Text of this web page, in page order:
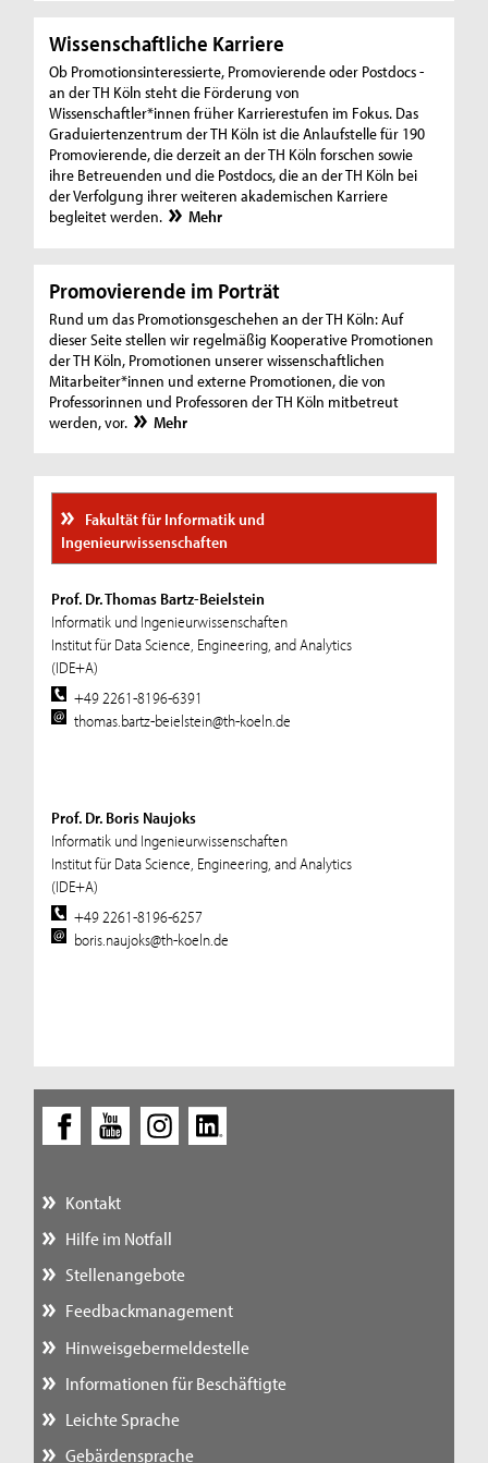
Wissenschaftliche Karriere
Ob Promotionsinteressierte, Promovierende oder Postdocs -
an der TH Köln steht die Förderung von
Wissenschaftler*innen früher Karrierestufen im Fokus. Das
Graduiertenzentrum der TH Köln ist die Anlaufstelle für 190
Promovierende, die derzeit an der TH Köln forschen sowie
ihre Betreuenden und die Postdocs, die an der TH Köln bei
der Verfolgung ihrer weiteren akademischen Karriere
begleitet werden.
Mehr
Promovierende im Porträt
Rund um das Promotionsgeschehen an der TH Köln: Auf
dieser Seite stellen wir regelmäßig Kooperative Promotionen
der TH Köln, Promotionen unserer wissenschaftlichen
Mitarbeiter*innen und externe Promotionen, die von
Professorinnen und Professoren der TH Köln mitbetreut
werden, vor.
Mehr
Fakultät für Informatik und
Ingenieurwissenschaften
Prof. Dr. Thomas Bartz-Beielstein
Informatik und Ingenieurwissenschaften
Institut für Data Science, Engineering, and Analytics
(IDE+A)
+49 2261-8196-6391
thomas.bartz-beielstein@th-koeln.de
Prof. Dr. Boris Naujoks
Informatik und Ingenieurwissenschaften
Institut für Data Science, Engineering, and Analytics
(IDE+A)
+49 2261-8196-6257
boris.naujoks@th-koeln.de
Kontakt
Hilfe im Notfall
Stellenangebote
Feedbackmanagement
Hinweisgebermeldestelle
Informationen für Beschäftigte
Leichte Sprache
Gebärdensprache